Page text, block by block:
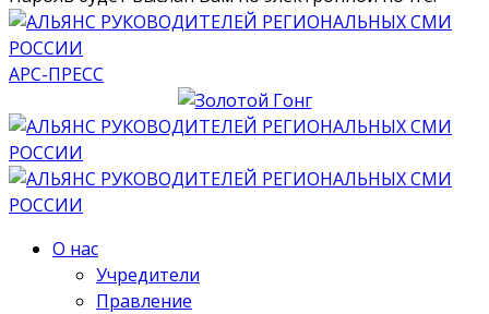
АРС-ПРЕСС
О нас
Учредители
Правление